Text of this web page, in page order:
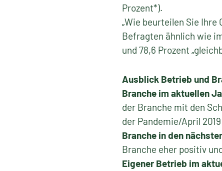
Prozent*).
„Wie beurteilen Sie
Befragten ähnlich wie
und 78,6 Prozent
Ausblick Betrieb und
Branche im aktuellen
der Branche mit den
der Pandemie/April
Branche in den
Branche eher positiv
Eigener Betrieb im